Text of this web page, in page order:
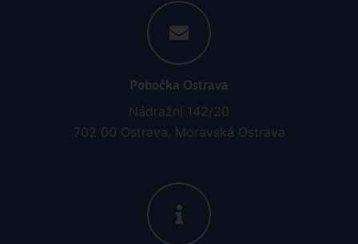
Pobočka Ostrava
Nádražní 142/20
702 00 Ostrava, Moravská Ostrava